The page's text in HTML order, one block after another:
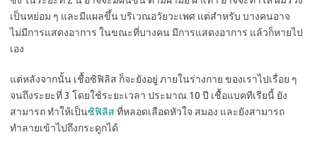
เป็นหย่อม ๆ และมีแผลขึ้น บริเวณอวัยวะเพศ แต่สำหรับ บางคนอาจ
ไม่มีการแสดงอาการ ในขณะที่บางคน มีการแสดงอาการ แล้วก็หายไป
เอง
แต่หลังจากนั้น เชื้อซิฟิลิส ก็จะยังอยู่ ภายในร่างกาย ของเราไปเรื่อย ๆ
จนถึงระยะที่ 3 โดยใช้ระยะเวลา ประมาณ 10 ปี เชื้อแบคทีเรียนี้ ยัง
สามารถ ทำให้เป็นซิฟิลิส ที่หลอดเลือดหัวใจ สมอง และยังสามารถ
ทำลายเข้าไปถึงกระดูกได้